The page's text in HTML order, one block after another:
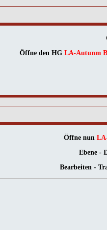
Öffne den HG LA-Autunm
Öffne nun
Ebene -
Bearbeiten -